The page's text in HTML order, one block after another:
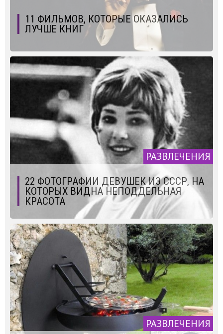
11 ФИЛЬМОВ, КОТОРЫЕ ОКАЗАЛИСЬ
ЛУЧШЕ КНИГ
РАЗВЛЕЧЕНИЯ
22 ФОТОГРАФИИ ДЕВУШЕК ИЗ СССР, НА
КОТОРЫХ ВИДНА НЕПОДДЕЛЬНАЯ
КРАСОТА
РАЗВЛЕЧЕНИЯ